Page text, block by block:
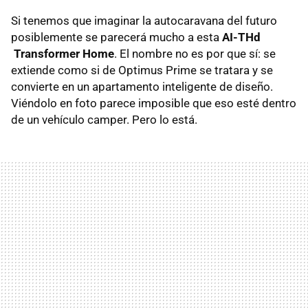
Si tenemos que imaginar la autocaravana del futuro
posiblemente se parecerá mucho a esta AI-THd
Transformer Home. El nombre no es por que sí: se
extiende como si de Optimus Prime se tratara y se
convierte en un apartamento inteligente de diseño.
Viéndolo en foto parece imposible que eso esté dentro
de un vehículo camper. Pero lo está.